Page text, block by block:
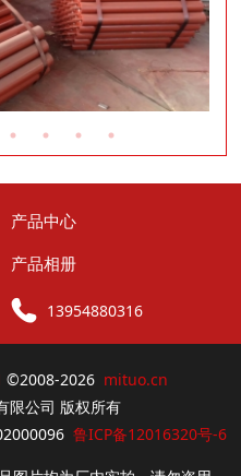
产品中心
产品相册
13954880316
©2008-2026 mituo.cn
限公司 版权所有
鲁ICP备12016320号-6